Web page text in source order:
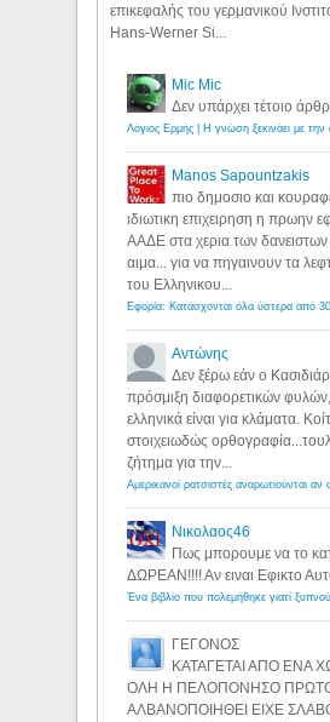
επικεφαλής του γερμανικού
Hans-Werner Si...
Mic Mic
Δεν υπάρχει τέτοιο
Manos Sapountzakis
πιο δημοσιο και
ιδιωτικη επιχειρηση η πρωην
ΑΑΔΕ στα χερια των δανειστων
αιμα... για να πηγαινουν τα
του Ελληνικου...
Αντώνης
Δεν ξέρω εάν ο
πρόσμιξη διαφορετικών
ελληνικά είναι για κλάματα.
στοιχειωδώς
ζήτημα για την...
Νικολαος46
Πως μπορουμε να το
ΔΩΡΕΑΝ!!!! Αν ειναι Εφικτο
ΓΕΓΟΝΟΣ
ΚΑΤΑΓΕΤΑΙ ΑΠΟ ΕΝΑ
ΟΛΗ Η ΠΕΛΟΠΟΝΗΣΟ
ΑΛΒΑΝΟΠΟΙΗΘΕΙ ΕΙΧΕ